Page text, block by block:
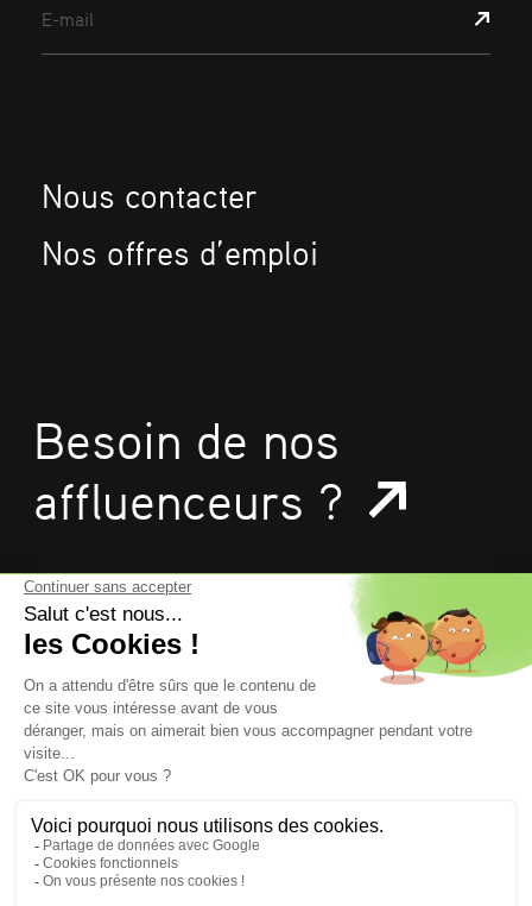
E-mail
Nous contacter
Nos offres d’emploi
Besoin de nos
affluenceurs ?
mentions légales
données personnelles
politique de confidentialité
gestion des cookies